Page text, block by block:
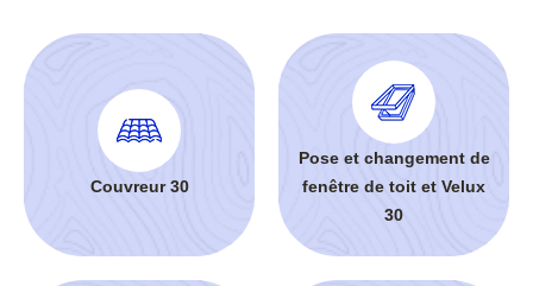
Couvreur 30
Pose et changement de
fenêtre de toit et Velux
30